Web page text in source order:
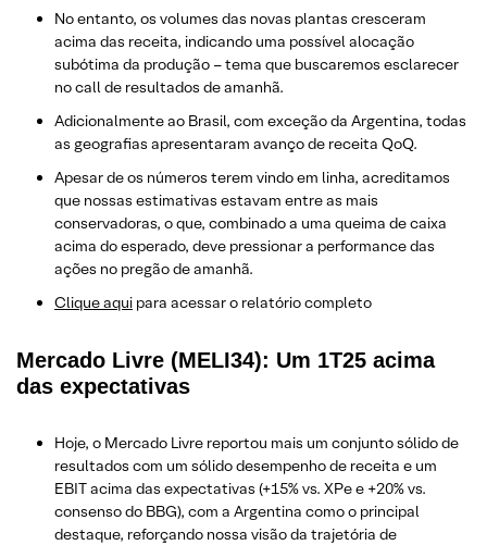
No entanto, os volumes das novas plantas cresceram
acima das receita, indicando uma possível alocação
subótima da produção – tema que buscaremos esclarecer
no call de resultados de amanhã.
Adicionalmente ao Brasil, com exceção da Argentina, todas
as geografias apresentaram avanço de receita QoQ.
Apesar de os números terem vindo em linha, acreditamos
que nossas estimativas estavam entre as mais
conservadoras, o que, combinado a uma queima de caixa
acima do esperado, deve pressionar a performance das
ações no pregão de amanhã.
​Clique aqui para acessar o relatório completo
Mercado Livre (MELI34): Um 1T25 acima
das expectativas
Hoje, o Mercado Livre reportou mais um conjunto sólido de
resultados com um sólido desempenho de receita e um
EBIT acima das expectativas (+15% vs. XPe e +20% vs.
consenso do BBG), com a Argentina como o principal
destaque, reforçando nossa visão da trajetória de